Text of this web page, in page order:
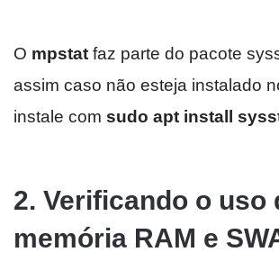
O mpstat faz parte do pacote
assim caso não esteja instalado
instale com sudo apt install
2. Verificando o uso
memória RAM e